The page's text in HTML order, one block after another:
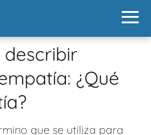
¿Qué
que se utiliza para